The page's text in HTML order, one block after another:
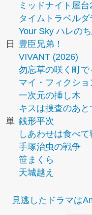
ミッドナイト屋
タイムトラベルダ
Your Sky ハレの
日
豊臣兄弟！
VIVANT (2026)
勿忘草の咲く町で
マイ・フィクショ
一次元の挿し木
キスは捜査のあと
単 銭形平次
しあわせは食べ
手塚治虫の戦争
笹まくら
天城越え
見逃したドラマは